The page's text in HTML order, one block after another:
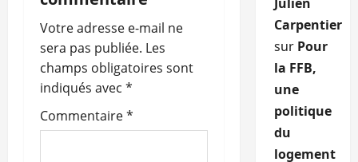
o
n
d
’
Votre adresse e-mail ne
sera pas publiée. Les
champs obligatoires sont
indiqués avec *
Commentaire*
Carpentier
sur Pour
la FFB,
une
politique
du
logement